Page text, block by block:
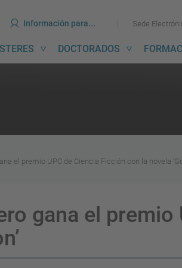
Ir
al
Ir
al
Información para... Sede
DOCTORADOS
el premio UPC de Ciencia Ficción con la novela
gana el premio